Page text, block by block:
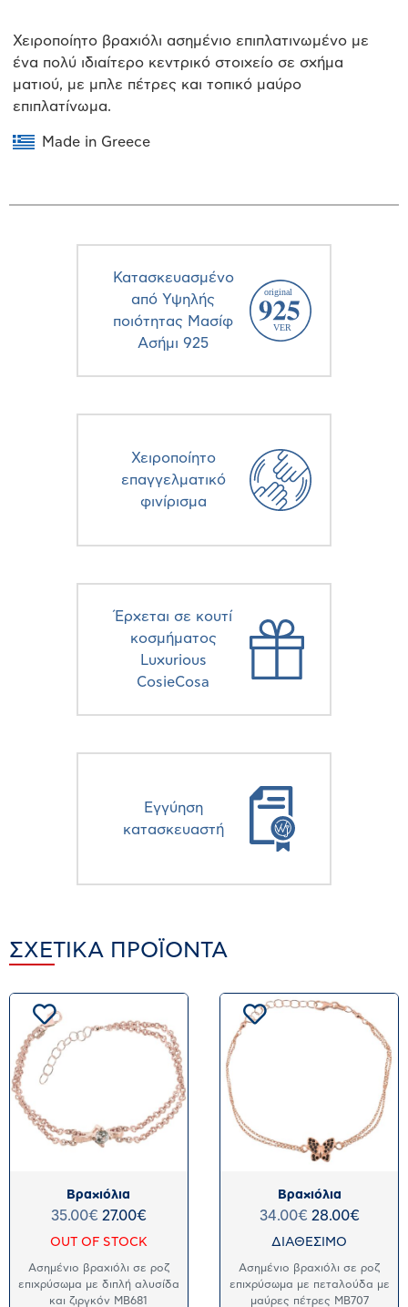
Χειροποίητο βραχιόλι ασημένιο επιπλατινωμένο με
ένα πολύ ιδιαίτερο κεντρικό στοιχείο σε σχήμα
ματιού, με μπλε πέτρες και τοπικό μαύρο
επιπλατίνωμα.
Made in Greece
Κατασκευασμένο
από Υψηλής
ποιότητας Μασίφ
Ασήμι 925
Χειροποίητο
επαγγελματικό
φινίρισμα
Έρχεται σε κουτί
κοσμήματος
Luxurious
CosieCosa
Eγγύηση
κατασκευαστή
ΣΧΕΤΙΚΆ ΠΡΟΪΌΝΤΑ
Βραχιόλια
35.00€ 27.00€
OUT OF STOCK
Ασημένιο βραχιόλι σε ροζ
επιχρύσωμα με διπλή αλυσίδα
και ζιργκόν MB681
Βραχιόλια
34.00€ 28.00€
ΔΙΑΘΕΣΙΜΟ
Ασημένιο βραχιόλι σε ροζ
επιχρύσωμα με πεταλούδα με
μαύρες πέτρες MB707